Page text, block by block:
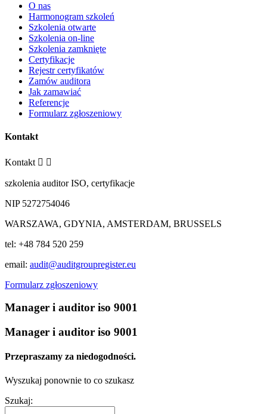
O nas
Harmonogram szkoleń
Szkolenia otwarte
Szkolenia on-line
Szkolenia zamknięte
Certyfikacje
Rejestr certyfikatów
Zamów auditora
Jak zamawiać
Referencje
Formularz zgłoszeniowy
Kontakt
Kontakt  
szkolenia auditor ISO, certyfikacje
NIP 5272754046
WARSZAWA, GDYNIA, AMSTERDAM, BRUSSELS
tel: +48 784 520 259
email: audit@auditgroupregister.eu
Formularz zgłoszeniowy
Manager i auditor iso 9001
Manager i auditor iso 9001
Przepraszamy za niedogodności.
Wyszukaj ponownie to co szukasz
Szukaj: